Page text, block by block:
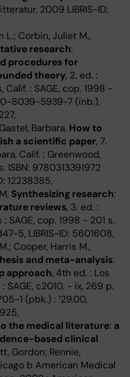
2009 LIBRIS-ID:
L.; Corbin, Juliet M.,
research:
procedures for
theory, 2. ed. :
Calif. : SAGE, cop. 1998 -
0-8039-5939-7 (inb.),
Barbara, How to
a scientific paper, 7.
Calif. : Greenwood,
ISBN: 9780313391972
12238385,
Synthesizing research:
reviews, 3. ed. :
SAGE, cop. 1998 - 201 s.
5, LIBRIS-ID: 5601608,
Cooper, Harris M.,
and meta-analysis:
approach, 4th ed. : Los
SAGE, c2010. - ix, 269 p.
1 (pbk.) : ¹29.00,
the medical literature: a
based clinical
Gordon; Rennie,
b American Medical